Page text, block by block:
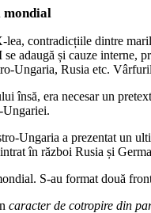
mondial
contradicțiile dintre
se adaugă și cauze
Ungaria, Rusia etc.
însă, era necesar un
Ungaria a prezentat un
în război Rusia și
S-au format două
caracter de cotropire din